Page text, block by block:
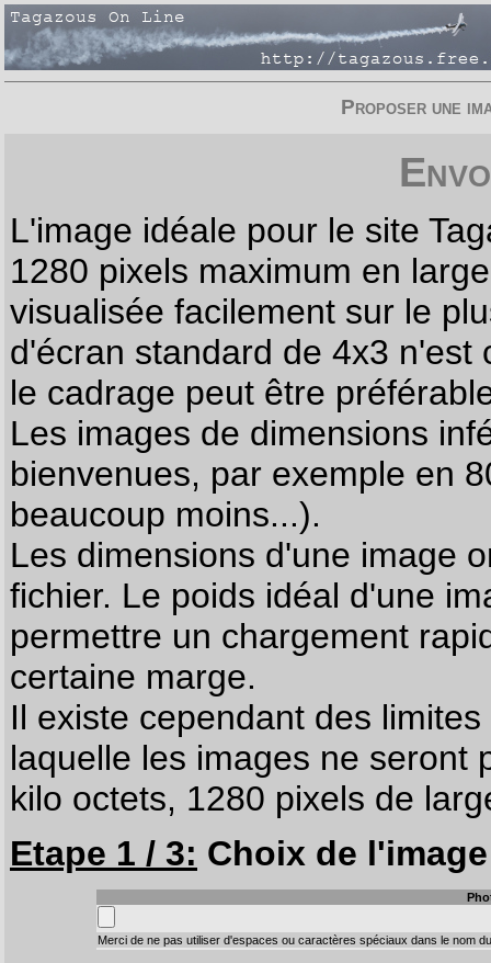
Proposer une
L'image idéale pour le site
1280 pixels maximum en
visualisée facilement sur le
d'écran standard de 4x3
le cadrage peut être
Les images de dimensions
bienvenues, par exemple en
beaucoup moins...).
Les dimensions d'une image
fichier. Le poids idéal d'une
permettre un chargement
certaine marge.
Il existe cependant des
laquelle les images ne seront
kilo octets, 1280 pixels de
Etape 1 / 3: Choix de
Merci de ne pas utiliser d'espaces ou caractères spéciaux dans le nom